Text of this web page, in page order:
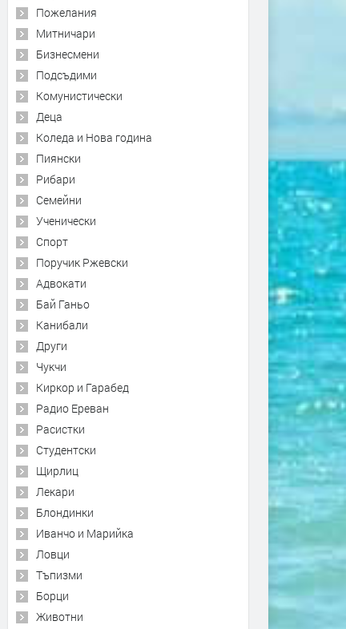
Пожелания
Митничари
Бизнесмени
Подсъдими
Комунистически
Деца
Коледа и Нова година
Пиянски
Рибари
Семейни
Ученически
Спорт
Поручик Ржевски
Адвокати
Бай Ганьо
Канибали
Други
Чукчи
Киркор и Гарабед
Радио Ереван
Расистки
Студентски
Щирлиц
Лекари
Блондинки
Иванчо и Марийка
Ловци
Тъпизми
Борци
Животни